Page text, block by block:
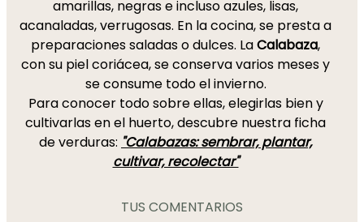
amarillas, negras e incluso azules, lisas,
acanaladas, verrugosas. En la cocina, se presta a
preparaciones saladas o dulces. LaCalabaza,
con su piel coriácea, se conserva varios meses y
se consume todo el invierno.
Para conocer todo sobre ellas, elegirlas bien y
cultivarlas en el huerto, descubre nuestra ficha
de verduras: "Calabazas: sembrar, plantar,
cultivar, recolectar"
TUS COMENTARIOS